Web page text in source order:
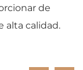
de
alta calidad.